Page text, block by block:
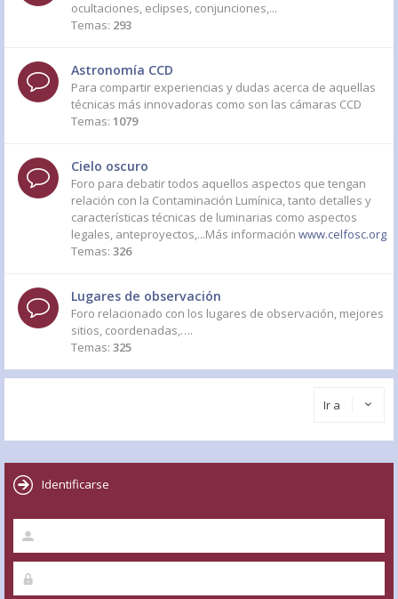
ocultaciones, eclipses, conjunciones,...
Temas: 293
Astronomía CCD
Para compartir experiencias y dudas acerca de aquellas
técnicas más innovadoras como son las cámaras CCD
Temas: 1079
Cielo oscuro
Foro para debatir todos aquellos aspectos que tengan
relación con la Contaminación Lumínica, tanto detalles y
características técnicas de luminarias como aspectos
legales, anteproyectos,...Más información www.celfosc.org
Temas: 326
Lugares de observación
Foro relacionado con los lugares de observación, mejores
sitios, coordenadas,….
Temas: 325
Ir a
Identificarse